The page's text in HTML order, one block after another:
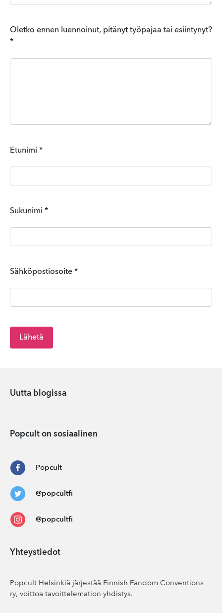
Oletko ennen luennoinut, pitänyt työpajaa tai esiintynyt?
*
Etunimi *
Sukunimi *
Sähköpostiosoite *
Uutta blogissa
Popcult on sosiaalinen
Popcult
@popcultfi
@popcultfi
Yhteystiedot
Popcult Helsinkiä järjestää Finnish Fandom Conventions
ry, voittoa tavoittelemation yhdistys.